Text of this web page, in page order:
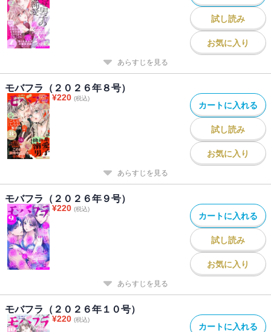
試し読み
お気に入り
あらすじを見る
モバフラ（２０２６年８号）
¥220 (税込)
カートに入れる
試し読み
お気に入り
あらすじを見る
モバフラ（２０２６年９号）
¥220 (税込)
カートに入れる
試し読み
お気に入り
あらすじを見る
モバフラ（２０２６年１０号）
¥220 (税込)
カートに入れる